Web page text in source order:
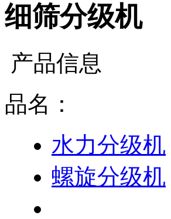
细筛分级机
产品信息
品名：
水力分级机
螺旋分级机